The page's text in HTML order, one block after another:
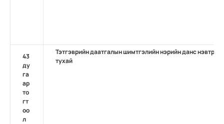
43
ду
га
ар
то
гт
оо
л
Тэтгэврийн даатгалын шимтгэлийн нэрийн данс
тухай